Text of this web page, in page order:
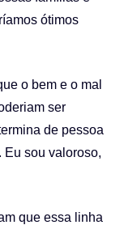
ótimos
o bem e o mal
ser
de pessoa
Eu sou valoroso,
que essa linha